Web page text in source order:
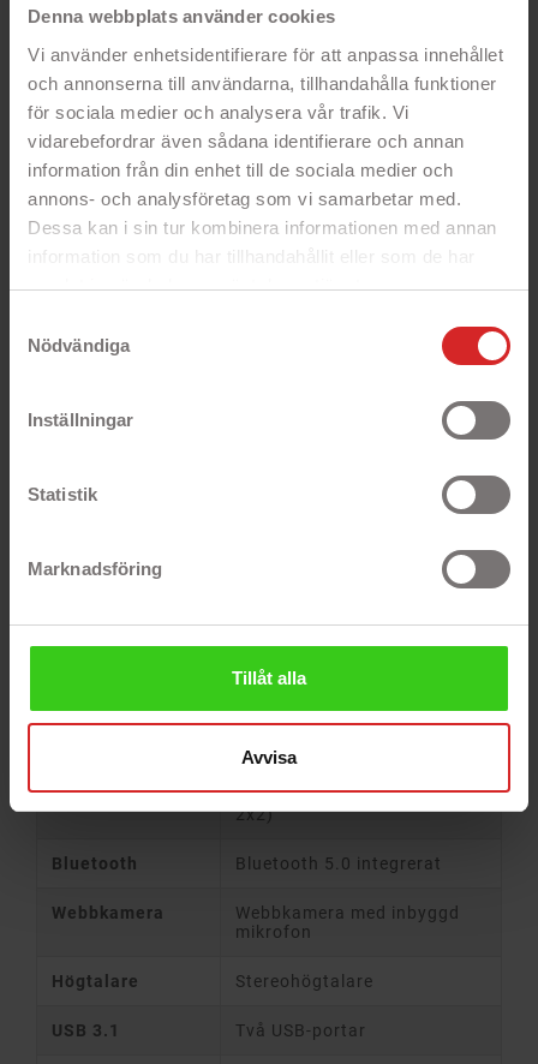
Denna webbplats använder cookies
Vi använder enhetsidentifierare för att anpassa innehållet
och annonserna till användarna, tillhandahålla funktioner
för sociala medier och analysera vår trafik. Vi
vidarebefordrar även sådana identifierare och annan
information från din enhet till de sociala medier och
annons- och analysföretag som vi samarbetar med.
Dessa kan i sin tur kombinera informationen med annan
information som du har tillhandahållit eller som de har
samlat in när du har använt deras tjänster.
Nödvändiga
Inställningar
Statistik
Marknadsföring
Tillåt alla
Avvisa
långsam, seg eller behöva formateras om.
Välkommen till en ny typ av datorer. Välkommen
Chromebook!
PRODUKTSPECIFIKATION
Specifikation
Intel Celeron N4120 1.1 GHz
Processorkärnor
Maximal
Lagringsutrymme 32 GB eMMC
Nej, saknar CD/DVD-läsare
Trådlöst nätverk
Upp till 867 Mbit/s (802.11ac
2x2)
Bluetooth Bluetooth 5.0 integrerat
Webbkamera
Webbkamera med inbyggd
mikrofon
Högtalare Stereohögtalare
USB 3.1 Två USB-portar